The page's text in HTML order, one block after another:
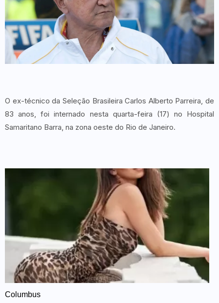
O ex-técnico da Seleção Brasileira Carlos Alberto Parreira, de
83 anos, foi internado nesta quarta-feira (17) no Hospital
Samaritano Barra, na zona oeste do Rio de Janeiro.
Columbus